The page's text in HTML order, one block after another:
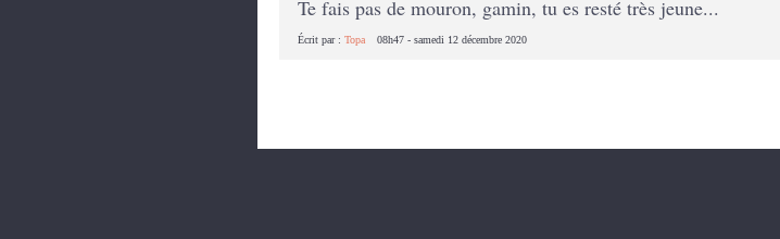
Te fais pas de mouron, gamin, tu es resté très jeune...
Écrit par :Topa 08h47 -samedi 12 décembre 2020